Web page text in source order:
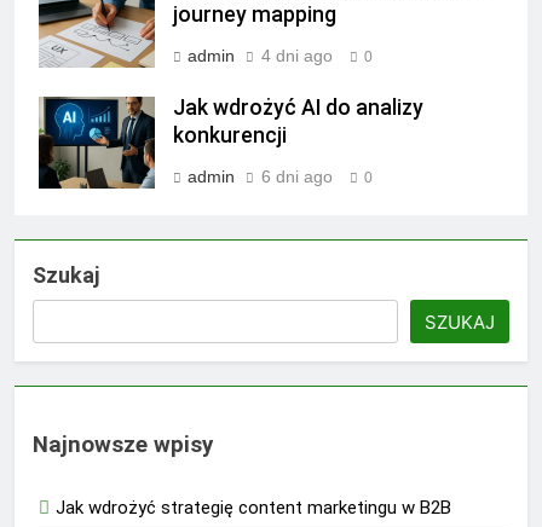
journey mapping
admin 4 dni ago 0
Jak wdrożyć AI do analizy
konkurencji
admin 6 dni ago 0
Szukaj
SZUKAJ
Najnowsze wpisy
Jak wdrożyć strategię content marketingu w B2B